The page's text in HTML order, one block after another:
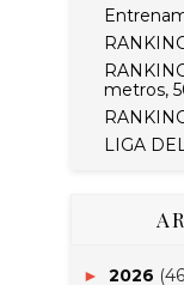
metros,
LIGA
► 2026